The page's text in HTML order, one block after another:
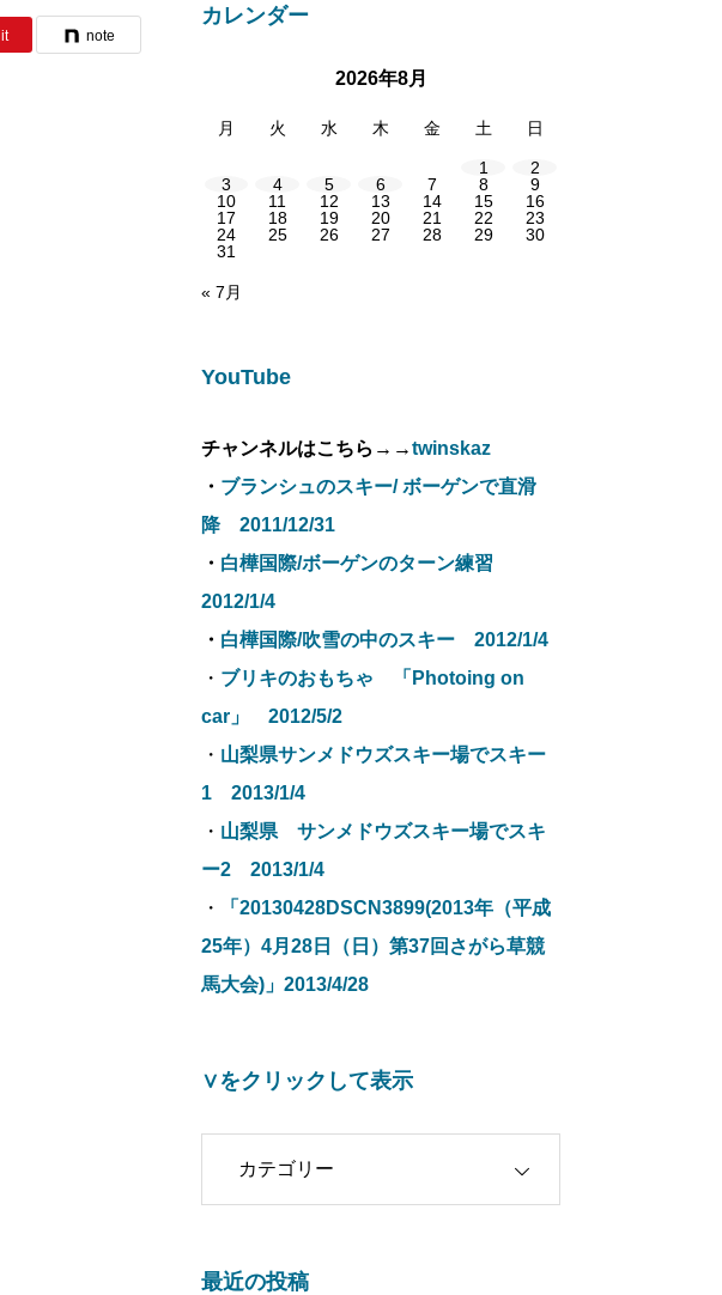
note
カレンダー
2026年8月
月 火 水 木 金 土 日
1
2
3
4 5 6 7 8
9
10
11 12 13 14 15
16
17
18 19 20 21 22
23
24
25 26 27 28 29
30
31
« 7月
YouTube
チャンネルはこちら→→twinskaz
・ ブランシュのスキー/ ボーゲンで直滑
降 2011/12/31
・ 白樺国際/ボーゲンのターン練習
2012/1/4
・ 白樺国際/吹雪の中のスキー 2012/1/4
・ ブリキのおもちゃ 「Photoing on
car」 2012/5/2
・ 山梨県サンメドウズスキー場でスキー
1 2013/1/4
・ 山梨県 サンメドウズスキー場でスキ
ー2 2013/1/4
・
「20130428DSCN3899(2013年（平成
25年）4月28日（日）第37回さがら草競
馬大会)」2013/4/28
∨をクリックして表示
最近の投稿